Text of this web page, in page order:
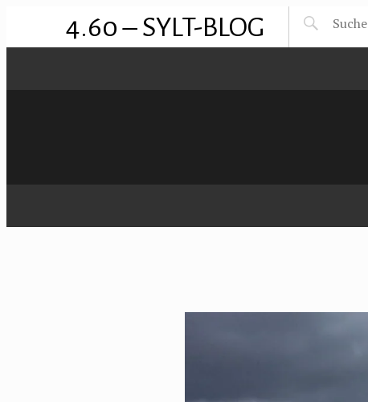
4.60 – SYLT-BLOG